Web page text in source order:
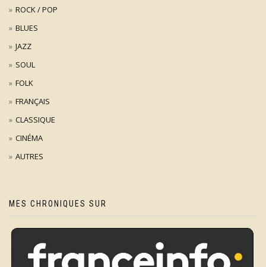
ROCK / POP
BLUES
JAZZ
SOUL
FOLK
FRANÇAIS
CLASSIQUE
CINÉMA
AUTRES
MES CHRONIQUES SUR